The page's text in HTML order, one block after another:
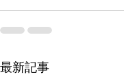
最新記事